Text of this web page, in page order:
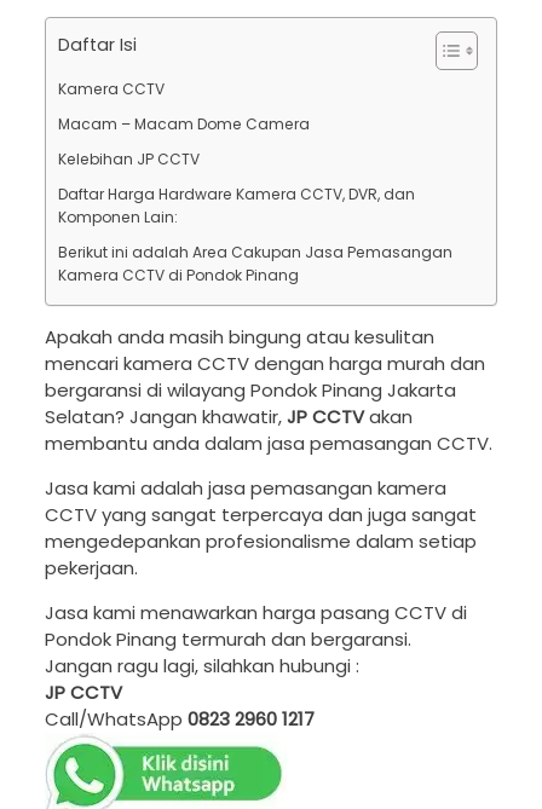
Daftar Isi
Kamera CCTV
Macam – Macam Dome Camera
Kelebihan JP CCTV
Daftar Harga Hardware Kamera CCTV, DVR, dan
Komponen Lain:
Berikut ini adalah Area Cakupan Jasa Pemasangan
Kamera CCTV di Pondok Pinang
Apakah anda masih bingung atau kesulitan
mencari kamera CCTV dengan harga murah dan
bergaransi di wilayang Pondok Pinang Jakarta
Selatan? Jangan khawatir,JP CCTVakan
membantu anda dalam jasa pemasangan CCTV.
Jasa kami adalah jasa pemasangan kamera
CCTV yang sangat terpercaya dan juga sangat
mengedepankan profesionalisme dalam setiap
pekerjaan.
Jasa kami menawarkan harga pasang CCTV di
Pondok Pinang termurah dan bergaransi.
Jangan ragu lagi, silahkan hubungi :
JP CCTV
Call/WhatsApp 0823 2960 1217